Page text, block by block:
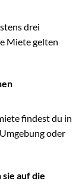
drei
Miete gelten
findest du in
oder
auf die